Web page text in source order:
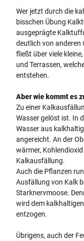
Wer jetzt durch die
bisschen Übung
ausgeprägte
deutlich von anderen
fließt über viele
und Terrassen,
entstehen.
Aber wie kommt es
Zu einer
Wasser gelöst ist. In
Wasser aus
angereicht. An der
wärmer,
Kalkausfällung.
Auch die Pflanzen
Ausfällung von Kalk
Starknervmoose.
wird dem
entzogen.
Übrigens, auch der